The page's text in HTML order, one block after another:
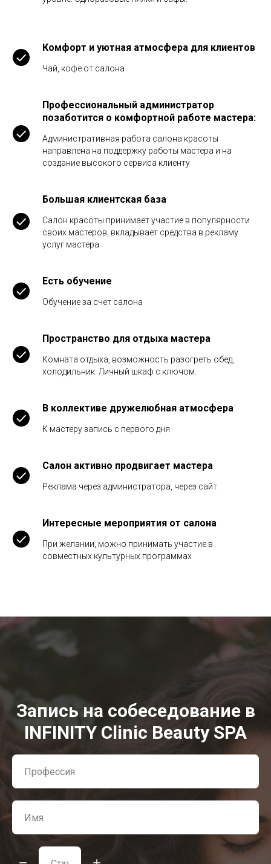
Комфорт и уютная атмосфера для клиентов
Чай, кофе от салона
Профессиональный администратор
позаботится о комфортной работе мастера:
Административная работа салона красоты
направлена на поддержку работы мастера и на
создание высокого сервиса клиенту
Большая клиентская база
Салон красоты принимает участие в популярности
своих мастеров, вкладывает средства в рекламу
услуг мастера
Есть обучение
Обучение за счет салона
Пространство для отдыха мастера
Комната отдыха, возможность разогреть обед,
холодильник. Личный шкаф с ключом.
В коллективе дружелюбная атмосфера
К мастеру запись с первого дня
Салон активно продвигает мастера
Реклама через администратора, через сайт.
Интересные мероприятия от салона
При желании, можно принимать участие в
совместных культурных программах
Запись на собеседование в
INFINITY Clinic Beauty SPA